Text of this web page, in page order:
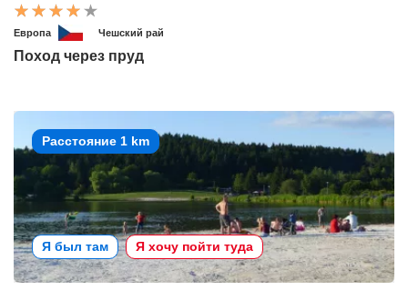
Европа Чешский рай
Поход через пруд
Расстояние 1 km
Я был там Я хочу пойти туда